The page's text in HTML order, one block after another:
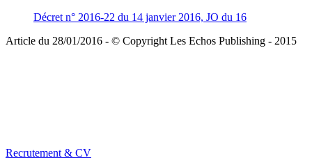
Décret n° 2016-22 du 14 janvier 2016, JO du 16
Article du 28/01/2016 - © Copyright Les Echos Publishing - 2015
Recrutement & CV